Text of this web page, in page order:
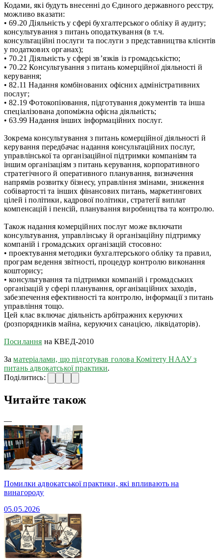
Кодами, які будуть внесенні до Єдиного державного реєстру,
можливо вказати:
• 69.20 Діяльність у сфері бухгалтерського обліку й аудиту;
консультування з питань оподаткування (в т.ч.
консультаційні послуги та послуги з представництва клієнтів
у податкових органах);
• 70.21 Діяльність у сфері зв’язків із громадськістю;
• 70.22 Консультування з питань комерційної діяльності й
керування;
• 82.11 Надання комбінованих офісних адміністративних
послуг;
• 82.19 Фотокопіювання, підготування документів та інша
спеціалізована допоміжна офісна діяльність;
• 63.99 Надання інших інформаційних послуг.
Зокрема консультування з питань комерційної діяльності й
керування передбачає надання консультаційних послуг,
управлінської та організаційної підтримки компаніям та
іншим організаціям з питань керування, корпоративного
стратегічного й оперативного планування, визначення
напрямів розвитку бізнесу, управління змінами, зниження
собівартості та інших фінансових питань, маркетингових
цілей і політики, кадрової політики, стратегії виплат
компенсацій і пенсій, планування виробництва та контролю.
Також надання комерційних послуг може включати
консультування, управлінську й організаційну підтримку
компаній і громадських організацій стосовно:
• проектування методики бухгалтерського обліку та правил,
програм ведення звітності, процедур контролю виконання
кошторису;
• консультування та підтримки компаній і громадських
організацій у сфері планування, організаційних заходів,
забезпечення ефективності та контролю, інформації з питань
управління тощо.
Цей клас включає діяльність арбітражних керуючих
(розпорядників майна, керуючих санацією, ліквідаторів).
Посилання на КВЕД-2010
Заматеріалами, що підготував голова Комітету НААУ з
питань адвокатської практики.
Поділитись:
Читайте також
—
Помилки адвокатської практики, які впливають на
винагороду
05.05.2026